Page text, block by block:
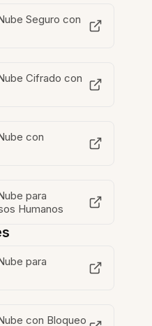
Seguro con
Cifrado con
con
para
Humanos
para
con Bloqueo